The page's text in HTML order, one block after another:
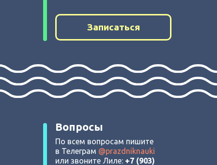
По всем вопросам пишите
в Телеграм @prazdniknauki
или звоните Лиле: +7 (903)
Вопросы
Записаться